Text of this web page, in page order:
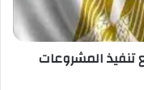
المشروعات